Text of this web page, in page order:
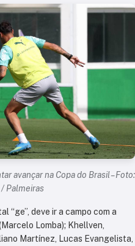
avançar na Copa do Brasil – Foto:
/ Palmeiras
“ge”, deve ir a campo com a
Lomba); Khellven,
Martínez, Lucas Evangelista,